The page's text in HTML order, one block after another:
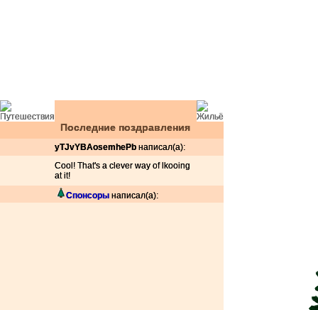
Последние поздравления
yTJvYBAosemhePb написал(а):
Cool! That's a clever way of lkooing
at it!
Спонсоры написал(а):